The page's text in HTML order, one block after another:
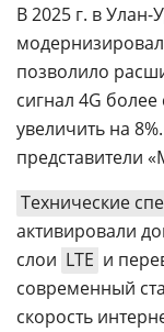
В 2025 г. в Улан-
позволило
сигнал 4G
увеличить на
представители
Технические
активировали
слои LTE и
современный
скорость